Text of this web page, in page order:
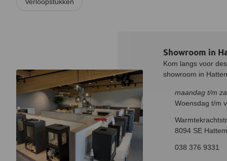
Showroom in
Kom langs voor
showroom in
maandag t/m
Woensdag t/m
8094 SE
038 376 9331